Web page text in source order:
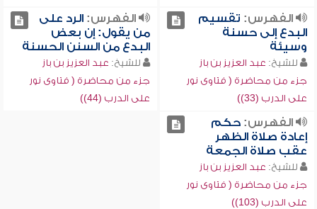
الفهرس: تقسيم
البدع إلى حسنة
وسيئة
للشيخ: عبد العزيز بن باز
جزء من محاضرة ( فتاوى نور
على الدرب (33))
الفهرس:الرد على
من يقول: إن بعض
البدع من السنن الحسنة
للشيخ: عبد العزيز بن باز
جزء من محاضرة ( فتاوى نور
على الدرب (44))
الفهرس:حكم
إعادة صلاة الظهر
عقب صلاة الجمعة
للشيخ: عبد العزيز بن باز
جزء من محاضرة ( فتاوى نور
على الدرب (103))